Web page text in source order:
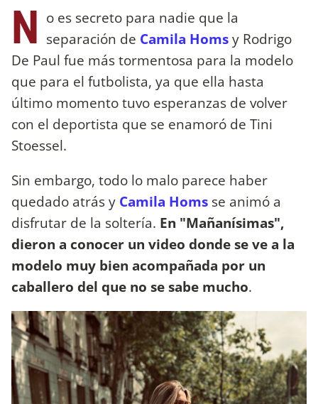
N o es secreto para nadie que la
separación de Camila Homsy Rodrigo
De Paul fue más tormentosa para la modelo
que para el futbolista, ya que ella hasta
último momento tuvo esperanzas de volver
con el deportista que se enamoró de Tini
Stoessel.
Sin embargo, todo lo malo parece haber
quedado atrás y Camila Homs se animó a
disfrutar de la soltería. En "Mañanísimas",
dieron a conocer un video donde se ve a la
modelo muy bien acompañada por un
caballero del que no se sabe mucho.